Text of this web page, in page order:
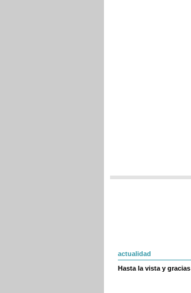
actualidad
Hasta la vista y gracias